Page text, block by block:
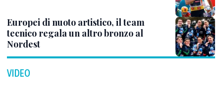
Europei di nuoto artistico, il team
tecnico regala un altro bronzo al
Nordest
VIDEO